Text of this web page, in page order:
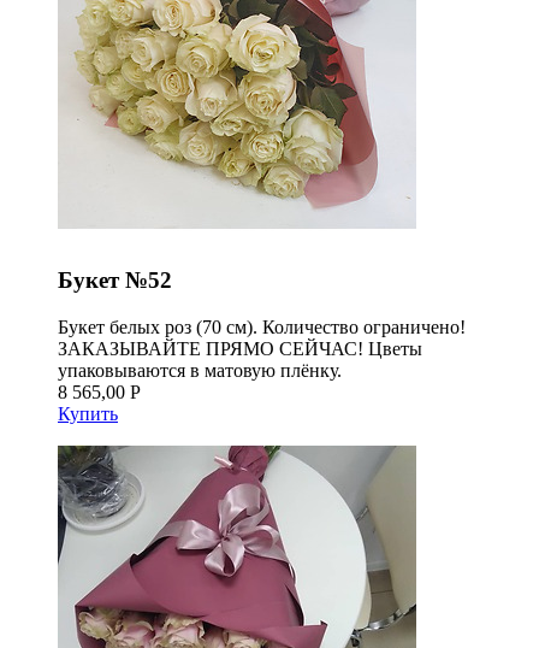
Букет №52
Букет белых роз (70 см). Количество ограничено!
ЗАКАЗЫВАЙТЕ ПРЯМО СЕЙЧАС! Цветы
упаковываются в матовую плёнку.
8 565,00 Р
Купить